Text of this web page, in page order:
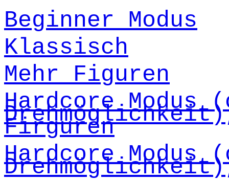
Beginner Modus
Klassisch
Mehr Figuren
Hardcore Modus
Firguren
Hardcore Modus